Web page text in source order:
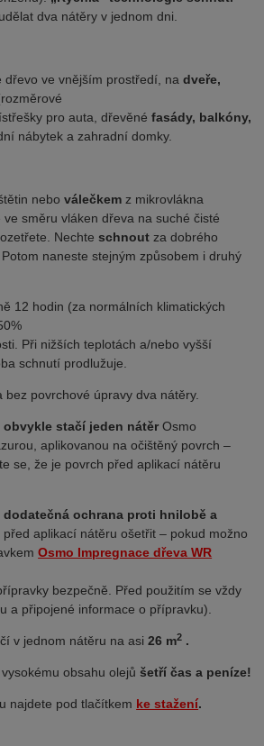
dva nátěry v jednom dni.
dřevo ve vnějším prostředí, nadveře,
pro auta, dřevěnéfasády, balkóny,
nábytek a zahradní domky.
neboválečkem z mikrovlákna
směru vláken dřeva na suché čisté
Nechteschnout za dobrého
. Potom naneste stejným způsobem i druhý
12 hodin (za normálních klimatických
Při nižších teplotách a/nebo vyšší
schnutí prodlužuje.
bez povrchové úpravy dva nátěry.
stačí jeden nátěr Osmo
aplikovanou na očištěný povrch–
se, že je povrch před aplikací nátěru
dodatečná ochrana proti hnilobě a
před aplikací nátěru ošetřit – pokud možno
Osmo Impregnace dřeva WR
bezpečně. Před použitím se vždy
a připojené informace o přípravku).
v jednom nátěru na asi26 m2 .
obsahu olejů šetří čas a peníze!
najdete pod tlačítkem ke stažení.